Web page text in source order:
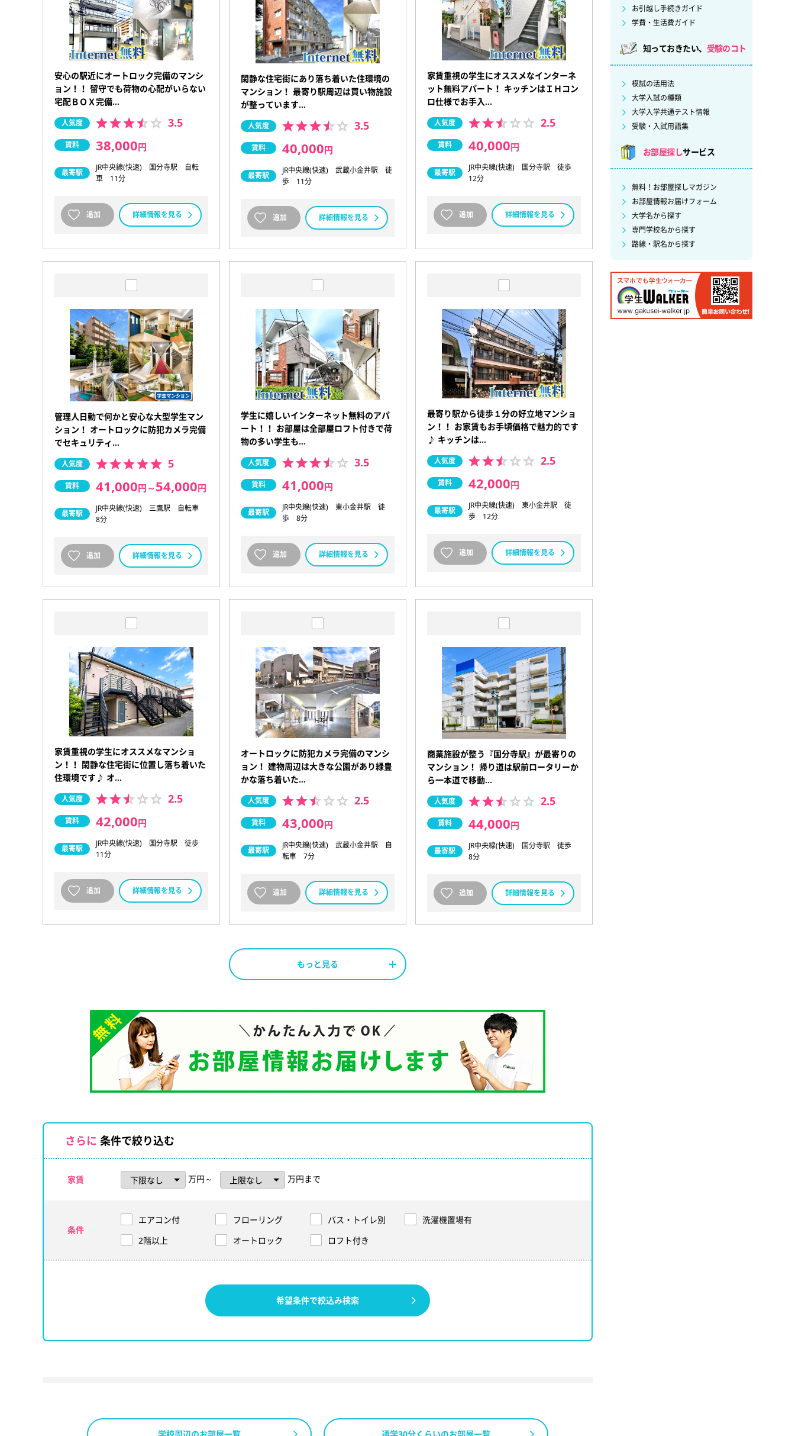
安心の駅近にオートロック完備のマンシ
ョン！！ 留守でも荷物の心配がいらない
宅配ＢＯＸ完備…
人気度 3.5
賃料 38,000円
最寄駅
JR中央線(快速) 国分寺駅 自転
車 11分
追加 詳細情報を見る
閑静な住宅街にあり落ち着いた住環境の
マンション！ 最寄り駅周辺は買い物施設
が整っています…
人気度 3.5
賃料 40,000円
最寄駅
JR中央線(快速) 武蔵小金井駅 徒
歩 11分
追加 詳細情報を見る
家賃重視の学生にオススメなインターネ
ット無料アパート！ キッチンはＩＨコン
ロ仕様でお手入…
人気度 2.5
賃料 40,000円
最寄駅
JR中央線(快速) 国分寺駅 徒歩
12分
追加 詳細情報を見る
管理人日勤で何かと安心な大型学生マン
ション！ オートロックに防犯カメラ完備
でセキュリティ…
人気度 5
賃料 41,000円 ～54,000円
最寄駅
JR中央線(快速) 三鷹駅 自転車
8分
追加 詳細情報を見る
学生に嬉しいインターネット無料のアパ
ート！！ お部屋は全部屋ロフト付きで荷
物の多い学生も…
人気度 3.5
賃料 41,000円
最寄駅
JR中央線(快速) 東小金井駅 徒
歩 8分
追加 詳細情報を見る
最寄り駅から徒歩１分の好立地マンショ
ン！！ お家賃もお手頃価格で魅力的です
♪ キッチンは…
人気度 2.5
賃料 42,000円
最寄駅
JR中央線(快速) 東小金井駅 徒
歩 12分
追加 詳細情報を見る
家賃重視の学生にオススメなマンショ
ン！！ 閑静な住宅街に位置し落ち着いた
住環境です♪ オ…
人気度 2.5
賃料 42,000円
最寄駅
JR中央線(快速) 国分寺駅 徒歩
11分
追加 詳細情報を見る
オートロックに防犯カメラ完備のマンシ
ョン！ 建物周辺は大きな公園があり緑豊
かな落ち着いた…
人気度 2.5
賃料 43,000円
最寄駅
JR中央線(快速) 武蔵小金井駅 自
転車 7分
追加 詳細情報を見る
商業施設が整う『国分寺駅』が最寄りの
マンション！ 帰り道は駅前ロータリーか
ら一本道で移動…
人気度 2.5
賃料 44,000円
最寄駅
JR中央線(快速) 国分寺駅 徒歩
8分
追加 詳細情報を見る
もっと見る
さらに 条件で絞り込む
家賃 万円～ 万円まで
条件
エアコン付 フローリング バス・トイレ別
洗濯機置場有
2階以上
オートロック ロフト付き
希望条件で絞込み検索
お引越し手続きガイド
学費・生活費ガイド
知っておきたい、 受験のコト
模試の活用法
大学入試の種類
大学入学共通テスト情報
受験・入試用語集
お部屋探しサービス
無料！お部屋探しマガジン
お部屋情報お届けフォーム
大学名から探す
専門学校名から探す
路線・駅名から探す